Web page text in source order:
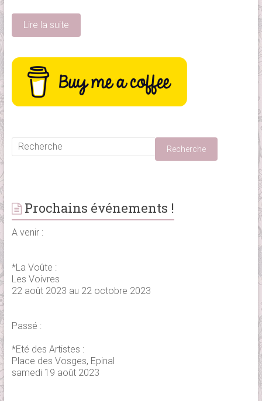
Lire la suite
Prochains événements !
A venir :
*La Voûte :
Les Voivres
22 août 2023 au 22 octobre 2023
Passé :
*Eté des Artistes :
Place des Vosges, Epinal
samedi 19 août 2023